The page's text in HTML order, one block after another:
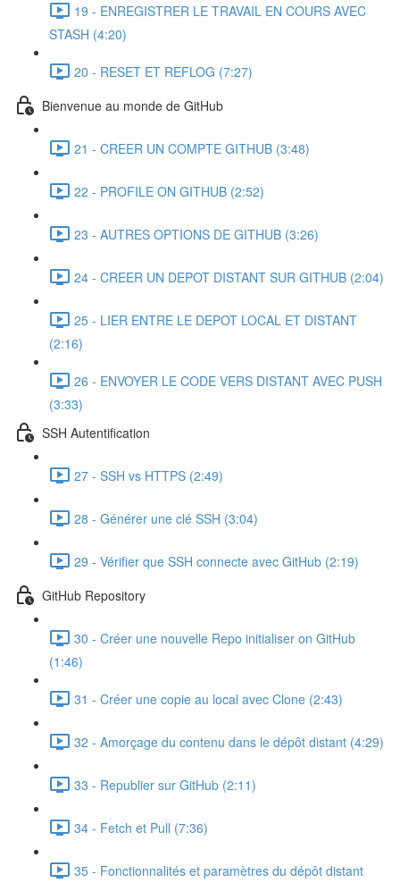
19 - ENREGISTRER LE TRAVAIL EN COURS AVEC
STASH (4:20)
20 - RESET ET REFLOG (7:27)
Bienvenue au monde de GitHub
21 - CREER UN COMPTE GITHUB (3:48)
22 - PROFILE ON GITHUB (2:52)
23 - AUTRES OPTIONS DE GITHUB (3:26)
24 - CREER UN DEPOT DISTANT SUR GITHUB (2:04)
25 - LIER ENTRE LE DEPOT LOCAL ET DISTANT
(2:16)
26 - ENVOYER LE CODE VERS DISTANT AVEC PUSH
(3:33)
SSH Autentification
27 - SSH vs HTTPS (2:49)
28 - Générer une clé SSH (3:04)
29 - Vérifier que SSH connecte avec GitHub (2:19)
GitHub Repository
30 - Créer une nouvelle Repo initialiser on GitHub
(1:46)
31 - Créer une copie au local avec Clone (2:43)
32 - Amorçage du contenu dans le dépôt distant (4:29)
33 - Republier sur GitHub (2:11)
34 - Fetch et Pull (7:36)
35 - Fonctionnalités et paramètres du dépôt distant